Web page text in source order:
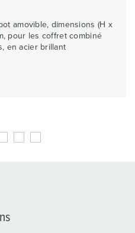
amovible, dimensions (H x
pour les coffret combiné
en acier brillant